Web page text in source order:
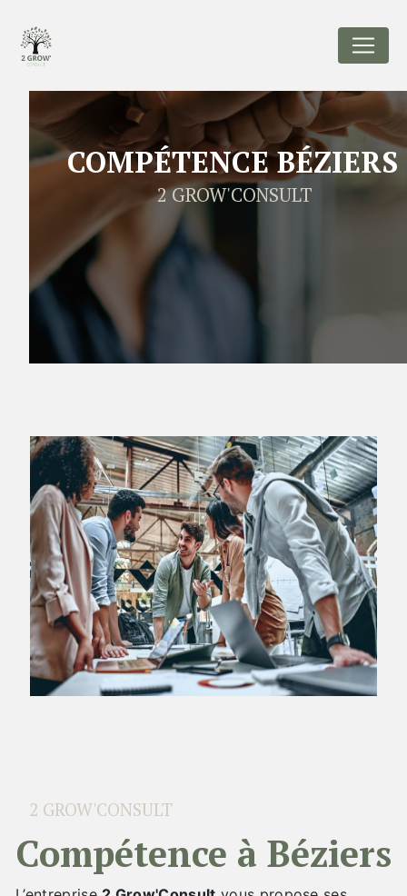
COMPÉTENCE BÉZIERS
2 GROW'CONSULT
2 GROW'CONSULT
compétence à Béziers